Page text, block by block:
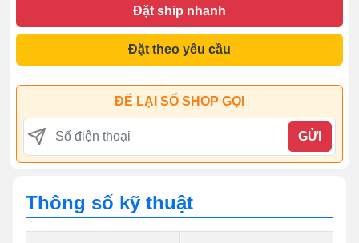
Đặt ship nhanh
Đặt theo yêu cầu
ĐỂ LẠI SỐ SHOP GỌI
GỬI
Thông số kỹ thuật